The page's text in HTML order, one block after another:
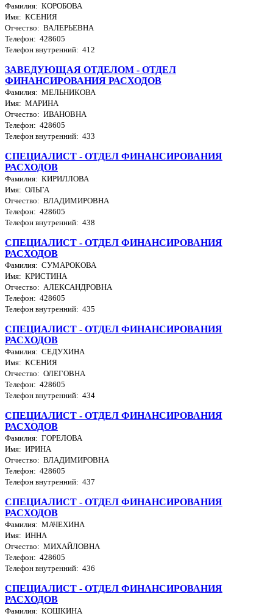
Фамилия: КОРОБОВА
Имя: КСЕНИЯ
Отчество: ВАЛЕРЬЕВНА
Телефон: 428605
Телефон внутренний: 412
ЗАВЕДУЮЩАЯ ОТДЕЛОМ - ОТДЕЛ
ФИНАНСИРОВАНИЯ РАСХОДОВ
Фамилия: МЕЛЬНИКОВА
Имя: МАРИНА
Отчество: ИВАНОВНА
Телефон: 428605
Телефон внутренний: 433
СПЕЦИАЛИСТ - ОТДЕЛ ФИНАНСИРОВАНИЯ
РАСХОДОВ
Фамилия: КИРИЛЛОВА
Имя: ОЛЬГА
Отчество: ВЛАДИМИРОВНА
Телефон: 428605
Телефон внутренний: 438
СПЕЦИАЛИСТ - ОТДЕЛ ФИНАНСИРОВАНИЯ
РАСХОДОВ
Фамилия: СУМАРОКОВА
Имя: КРИСТИНА
Отчество: АЛЕКСАНДРОВНА
Телефон: 428605
Телефон внутренний: 435
СПЕЦИАЛИСТ - ОТДЕЛ ФИНАНСИРОВАНИЯ
РАСХОДОВ
Фамилия: СЕДУХИНА
Имя: КСЕНИЯ
Отчество: ОЛЕГОВНА
Телефон: 428605
Телефон внутренний: 434
СПЕЦИАЛИСТ - ОТДЕЛ ФИНАНСИРОВАНИЯ
РАСХОДОВ
Фамилия: ГОРЕЛОВА
Имя: ИРИНА
Отчество: ВЛАДИМИРОВНА
Телефон: 428605
Телефон внутренний: 437
СПЕЦИАЛИСТ - ОТДЕЛ ФИНАНСИРОВАНИЯ
РАСХОДОВ
Фамилия: МАЧЕХИНА
Имя: ИННА
Отчество: МИХАЙЛОВНА
Телефон: 428605
Телефон внутренний: 436
СПЕЦИАЛИСТ - ОТДЕЛ ФИНАНСИРОВАНИЯ
РАСХОДОВ
Фамилия: КОШКИНА